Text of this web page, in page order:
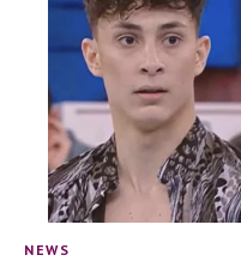
NEWS